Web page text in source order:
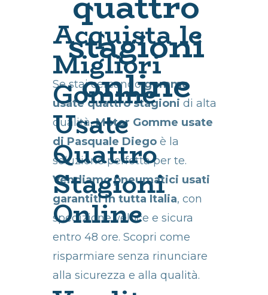
stagioni
online
Acquista le
Migliori
Gomme
Usate
Quattro
Stagioni
Online
Se stai cercandogomme
usate quattro stagioni di alta
qualità,Motor Gomme usate
di Pasquale Diego è la
soluzione perfetta per te.
Vendiamo pneumatici usati
garantiti in tutta Italia, con
spedizione veloce e sicura
entro 48 ore. Scopri come
risparmiare senza rinunciare
alla sicurezza e alla qualità.